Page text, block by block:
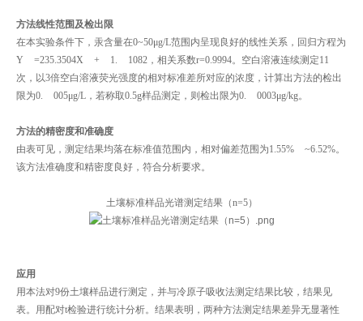
方法线性范围及检出限
在本实验条件下，汞含量在0~50μg/L范围内呈现良好的线性关系，回归方程为
Y =235.3504X + 1. 1082，相关系数r=0.9994。空白溶液连续测定11
次，以3倍空白溶液荧光强度的相对标准差所对应的浓度，计算出方法的检出
限为0. 005μg/L，若称取0.5g样品测定，则检出限为0. 0003μg/kg。
方法的精密度和准确度
由表可见，测定结果均落在标准值范围内，相对偏差范围为1.55% ~6.52%。
该方法准确度和精密度良好，符合分析要求。
土壤标准样品光谱测定结果（n=5）
应用
用本法对9份土壤样品进行测定，并与冷原子吸收法测定结果比较，结果见
表。用配对t检验进行统计分析。结果表明，两种方法测定结果差异无显著性